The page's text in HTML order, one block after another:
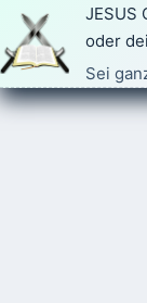
Zum
Inhalt
springen
JESUS
oder
Sei